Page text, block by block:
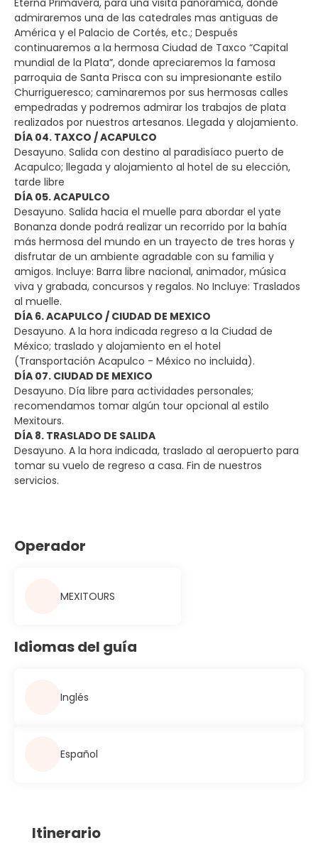
Eterna Primavera, para una visita panorámica, donde
admiraremos una de las catedrales mas antiguas de
América y el Palacio de Cortés, etc.; Después
continuaremos a la hermosa Ciudad de Taxco “Capital
mundial de la Plata”, donde apreciaremos la famosa
parroquia de Santa Prisca con su impresionante estilo
Churrigueresco; caminaremos por sus hermosas calles
empedradas y podremos admirar los trabajos de plata
realizados por nuestros artesanos. Llegada y alojamiento.
DÍA 04. TAXCO / ACAPULCO
Desayuno. Salida con destino al paradisíaco puerto de
Acapulco; llegada y alojamiento al hotel de su elección,
tarde libre
DÍA 05. ACAPULCO
Desayuno. Salida hacia el muelle para abordar el yate
Bonanza donde podrá realizar un recorrido por la bahía
más hermosa del mundo en un trayecto de tres horas y
disfrutar de un ambiente agradable con su familia y
amigos. Incluye: Barra libre nacional, animador, música
viva y grabada, concursos y regalos. No Incluye: Traslados
al muelle.
DÍA 6. ACAPULCO / CIUDAD DE MEXICO
Desayuno. A la hora indicada regreso a la Ciudad de
México; traslado y alojamiento en el hotel
(Transportación Acapulco - México no incluida).
DÍA 07. CIUDAD DE MEXICO
Desayuno. Día libre para actividades personales;
recomendamos tomar algún tour opcional al estilo
Mexitours.
DÍA 8. TRASLADO DE SALIDA
Desayuno. A la hora indicada, traslado al aeropuerto para
tomar su vuelo de regreso a casa. Fin de nuestros
servicios.
Operador
MEXITOURS
Idiomas del guía
Inglés
Español
Itinerario